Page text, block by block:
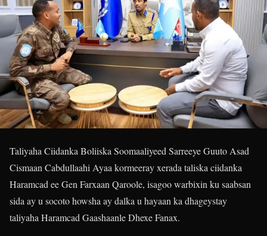
Taliyaha Ciidanka Boliiska Soomaaliyeed Sarreeye Guuto Asad
Cismaan Cabdullaahi Ayaa kormeeray xerada taliska ciidanka
Haramcad ee Gen Farxaan Qaroole, isagoo warbixin ku saabsan
sida ay u socoto howsha ay dalka u hayaan ka dhageystay
taliyaha Haramcad Gaashaanle Dhexe Fanax.